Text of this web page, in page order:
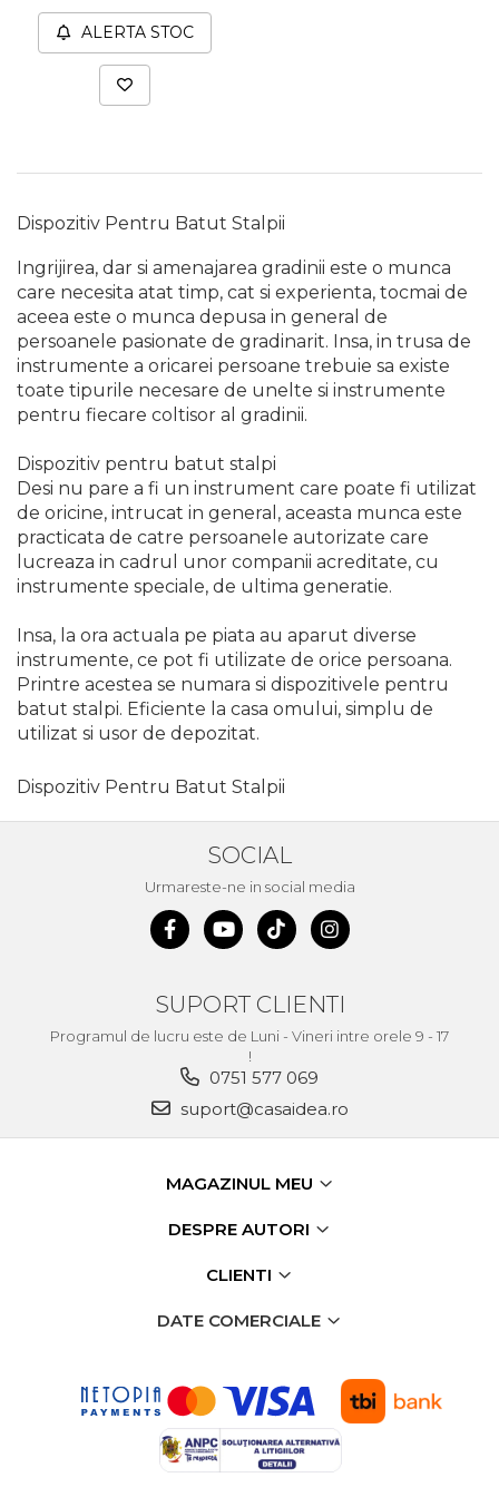
Stetoscop Auto
Tester Compresie Auto
Lichid Frana
Chingi Auto & Coarde Elastice
Intretinere & Cosmetica auto
Scule pentru coloana de
esapament
Multidetector
Pistol Spuma Poliuretanica
Pistol Silicon (Tub de Silicon)
Termometru Infrarosu
si alte domenii
Suruburi si dibluri
Carlige de Ridicare
Dispozitive de Taiat si
Manipulat Sticla
Aparate de masurat digitale &
Telemetru laser
Aparat / dispozitiv ascutit lant
drujba si accesorii
Masini de Ascutit Panza Circular
Accesorii & Echipamente
Spalatorie Auto
Masina de taiat beton
Utilaje tamplarie / prelucrare
lemn
Aeroterme si Ventilatoare
Bormasini & Masini de Gaurit
Compresoare Auto
Masini de Ascutit Burghie
Discuri Fierastrau Circular
Dispozitive de taiat polistiren
Polizoare drepte & accesorii
ALERTA STOC
Dispozitiv Pentru Batut Stalpii
Ingrijirea, dar si amenajarea gradinii este o munca
care necesita atat timp, cat si experienta, tocmai de
aceea este o munca depusa in general de
persoanele pasionate de gradinarit. Insa, in trusa de
instrumente a oricarei persoane trebuie sa existe
toate tipurile necesare de unelte si instrumente
pentru fiecare coltisor al gradinii.
Dispozitiv pentru batut stalpi
Desi nu pare a fi un instrument care poate fi utilizat
de oricine, intrucat in general, aceasta munca este
practicata de catre persoanele autorizate care
lucreaza in cadrul unor companii acreditate, cu
instrumente speciale, de ultima generatie.
Insa, la ora actuala pe piata au aparut diverse
instrumente, ce pot fi utilizate de orice persoana.
Printre acestea se numara si dispozitivele pentru
batut stalpi. Eficiente la casa omului, simplu de
utilizat si usor de depozitat.
Dispozitiv Pentru Batut Stalpii
SOCIAL
Urmareste-ne in social media
SUPORT CLIENTI
Programul de lucru este de Luni - Vineri intre orele 9 - 17
!
0751 577 069
suport@casaidea.ro
MAGAZINUL MEU
DESPRE AUTORI
CLIENTI
DATE COMERCIALE